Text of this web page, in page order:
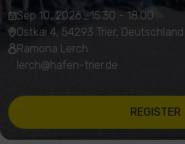
Sep 10, 2026 , 15:30 - 18:00
Ostkai 4, 54293 Trier, Deutschland
Ramona Lerch
lerch@hafen-trier.de
REGISTER